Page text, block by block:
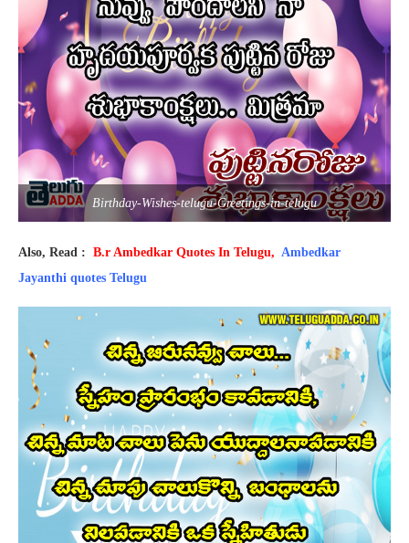
Birthday-Wishes-telugu-Greetings-in-telugu
Also, Read : B.r Ambedkar Quotes In Telugu, Ambedkar
Jayanthi quotes Telugu